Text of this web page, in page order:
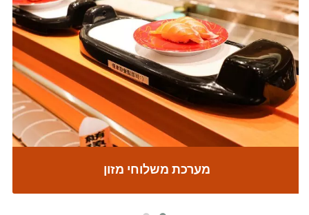
מערכת משלוחי מזון